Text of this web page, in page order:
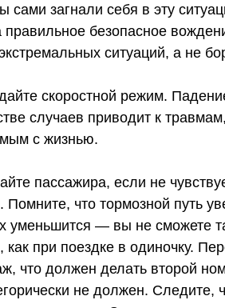
сами загнали себя в эту
правильное безопасное
ситуаций, а не
скоростной режим.
случаев приводит к
с жизнью.
пассажира, если не
Помните, что тормозной путь
уменьшится — вы не сможете
как при поездке в одиночку.
что должен делать второй
не должен. Следите,